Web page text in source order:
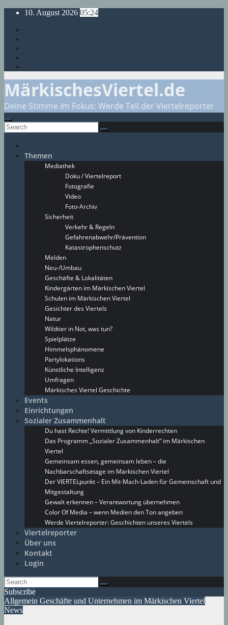
Skip
content
10. August 2026 05:24
MärkischesViertel.de
Deine Stimme im Fokus: Werde Teil der Viertelreporter
Themen
Mediathek
Doku / Viertelreport
Fotografie
Video
Foto-Archiv
Sicherheit
Verkehr & Regeln
Gefahrenabwehr/Prävention
Katastrophenschutz
Melden
Neu-/Umbau
Geschäfte & Lokalitäten
Kindergärten im Märkischen Viertel
Schulen im Märkischen Viertel
Gesichter des Viertels
Natur
Wildtier in Not, was tun?
Spielplätze
Himmelsphänomene
Partylokations
Künstliche Intelligenz
Umfragen
Märkisches Viertel Geschichte
Events
Einrichtungen
Sozialer Zusammenhalt
Du hast Rechte! Vermittlung von Kinderrechten
Das Programm „Sozialer Zusammenhalt“ im Märkischen
Viertel
Gemeinsam essen, gemeinsam leben – die
Nachbarschaftsetage im Märkischen Viertel
Der VIERTELpunkt – Ein Mit-Mach-Laden für Gemeinschaft und
Mitgestaltung
Gewalt erkennen – Verantwortung übernehmen
Color Of Media – wenn Medien den Ton angeben
Werde Viertelreporter: Geschichten unseres Viertels
Viertelreporter
Über uns
Kontakt
Login
Subscribe
Allgemein Geschäfte und Unternehmen im Märkischen Viertel
News